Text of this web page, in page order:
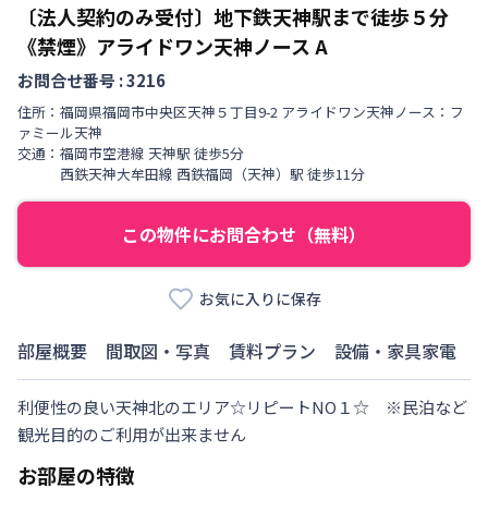
〔法人契約のみ受付〕地下鉄天神駅まで徒歩５分
《禁煙》アライドワン天神ノースA
お問合せ番号 :3216
住所： 福岡県福岡市中央区天神５丁目9-2 アライドワン天神ノース：フ
ァミール天神
交通： 福岡市空港線 天神駅 徒歩5分
西鉄天神大牟田線 西鉄福岡（天神）駅 徒歩11分
この物件にお問合わせ（無料）
お気に入りに保存
部屋概要 間取図・写真 賃料プラン 設備・家具家電
利便性の良い天神北のエリア☆リピートNO１☆　※民泊など
観光目的のご利用が出来ません
お部屋の特徴